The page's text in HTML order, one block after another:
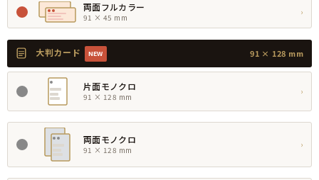
両面フルカラー
91 × 45 mm
›
大判カード NEW 91 × 128 mm
片面モノクロ
91 × 128 mm
›
両面モノクロ
91 × 128 mm
›